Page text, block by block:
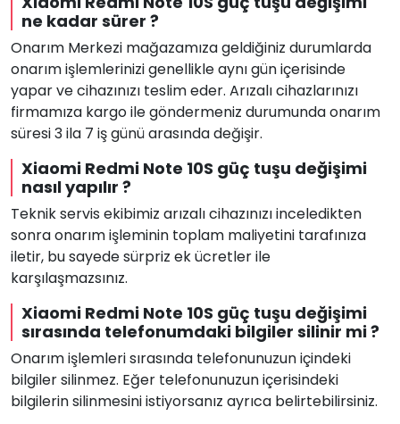
ne kadar sürer ?
Onarım Merkezi mağazamıza geldiğiniz durumlarda
onarım işlemlerinizi genellikle aynı gün içerisinde
yapar ve cihazınızı teslim eder. Arızalı cihazlarınızı
firmamıza kargo ile göndermeniz durumunda onarım
süresi 3 ila 7 iş günü arasında değişir.
Xiaomi Redmi Note 10S güç tuşu değişimi
nasıl yapılır ?
Teknik servis ekibimiz arızalı cihazınızı inceledikten
sonra onarım işleminin toplam maliyetini tarafınıza
iletir, bu sayede sürpriz ek ücretler ile
karşılaşmazsınız.
Xiaomi Redmi Note 10S güç tuşu değişimi
sırasında telefonumdaki bilgiler silinir mi ?
Onarım işlemleri sırasında telefonunuzun içindeki
bilgiler silinmez. Eğer telefonunuzun içerisindeki
bilgilerin silinmesini istiyorsanız ayrıca belirtebilirsiniz.